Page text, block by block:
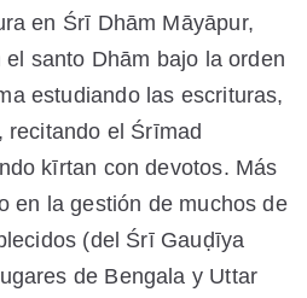
en Śrī Dhām Māyāpur,
santo Dhām bajo la orden
estudiando las escrituras,
recitando el Śrīmad
kīrtan con devotos. Más
en la gestión de muchos de
(del Śrī Gauḍīya
de Bengala y Uttar